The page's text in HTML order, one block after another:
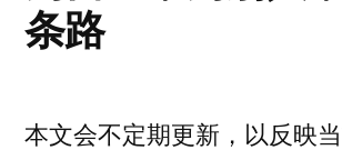
条路
本文会不定期更新，以反映